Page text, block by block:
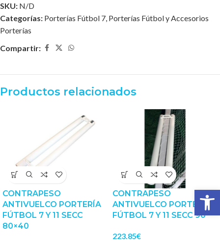
SKU: N/D
Categorías: Porterías Fútbol 7, Porterías Fútbol y Accesorios
Porterías
Compartir:
Productos relacionados
CONTRAPESO
ANTIVUELCO PORTERÍA
FÚTBOL 7 Y 11 SECC
80×40
CONTRAPESO
ANTIVUELCO PORTERÍA
FÚTBOL 7 Y 11 SECC 90
223.85€
Abrir